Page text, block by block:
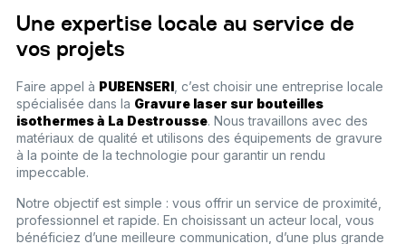
Une expertise locale au service de
vos projets
Faire appel à PUBENSERI, c’est choisir une entreprise locale
spécialisée dans la Gravure laser sur bouteilles
isothermes à La Destrousse. Nous travaillons avec des
matériaux de qualité et utilisons des équipements de gravure
à la pointe de la technologie pour garantir un rendu
impeccable.
Notre objectif est simple : vous offrir un service de proximité,
professionnel et rapide. En choisissant un acteur local, vous
bénéficiez d’une meilleure communication, d’une plus grande